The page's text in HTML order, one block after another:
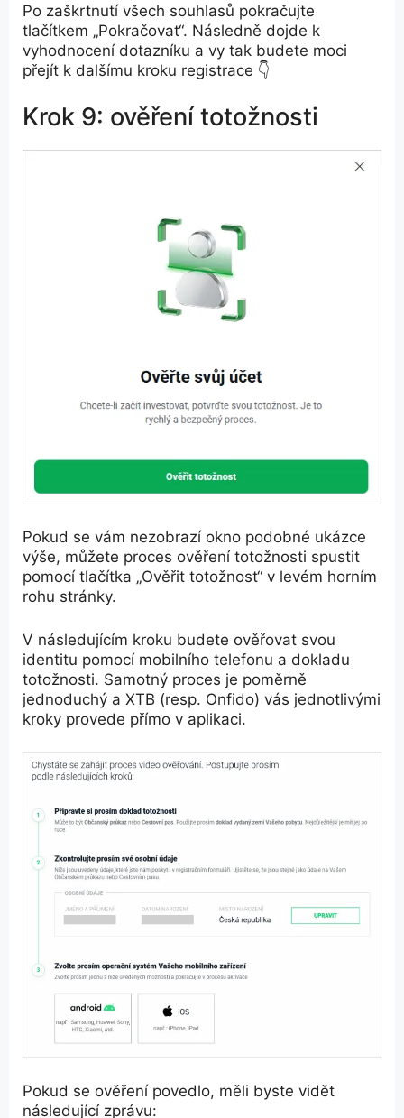
Po zaškrtnutí všech souhlasů pokračujte
tlačítkem „Pokračovat“. Následně dojde k
vyhodnocení dotazníku a vy tak budete moci
přejít k dalšímu kroku registrace 👇
Krok 9: ověření totožnosti
Pokud se vám nezobrazí okno podobné ukázce
výše, můžete proces ověření totožnosti spustit
pomocí tlačítka „Ověřit totožnost“ v levém horním
rohu stránky.
V následujícím kroku budete ověřovat svou
identitu pomocí mobilního telefonu a dokladu
totožnosti. Samotný proces je poměrně
jednoduchý a XTB (resp. Onfido) vás jednotlivými
kroky provede přímo v aplikaci.
Pokud se ověření povedlo, měli byste vidět
následující zprávu: